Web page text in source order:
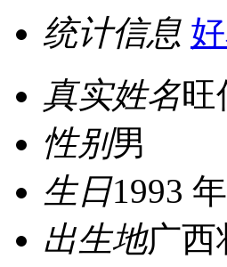
统计信息
真实姓名旺
性别男
生日1993
出生地广西